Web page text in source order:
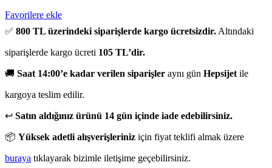
Favorilere ekle
✅ 800 TL üzerindeki siparişlerde kargo ücretsizdir. Altındaki
siparişlerde kargo ücreti 105 TL’dir.
🚚 Saat 14:00’e kadar verilen siparişler aynı gün Hepsijet ile
kargoya teslim edilir.
↩️ Satın aldığınız ürünü 14 gün içinde iade edebilirsiniz.
📦 Yüksek adetli alışverişleriniz için fiyat teklifi almak üzere
buraya tıklayarak bizimle iletişime geçebilirsiniz.